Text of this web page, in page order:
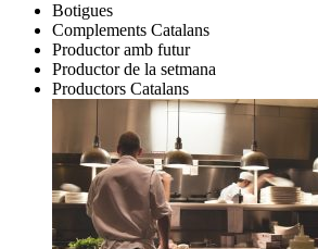
Botigues
Complements Catalans
Productor amb futur
Productor de la setmana
Productors Catalans